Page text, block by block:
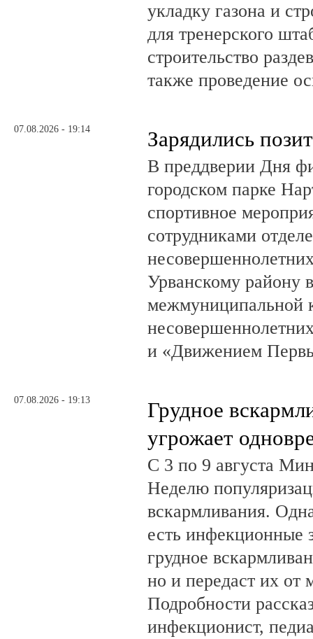
укладку газона и
для тренерского
строительство
также проведение
07.08.2026 - 19:14 Зарядились
В преддверии Дня
городском парке
спортивное
сотрудниками
Урванскому району
межмуниципальной
и «Движением
07.08.2026 - 19:13
Грудное
угрожает
С 3 по 9 августа
Неделю
вскармливания.
есть инфекционные
грудное
но и передаст их от
Подробности
инфекционист,